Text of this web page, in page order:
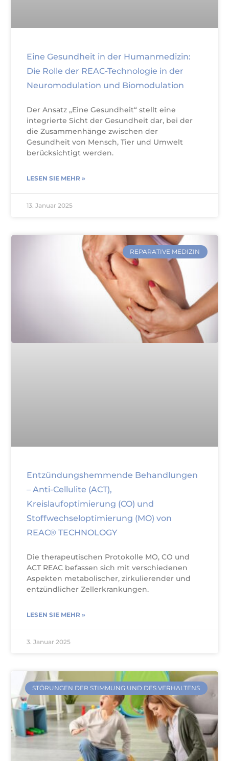
Eine Gesundheit in der Humanmedizin:
Die Rolle der REAC-Technologie in der
Neuromodulation und Biomodulation
Der Ansatz „Eine Gesundheit“ stellt eine
integrierte Sicht der Gesundheit dar, bei der
die Zusammenhänge zwischen der
Gesundheit von Mensch, Tier und Umwelt
berücksichtigt werden.
LESEN SIE MEHR »
13. Januar 2025
REPARATIVE MEDIZIN
Entzündungshemmende Behandlungen
– Anti-Cellulite (ACT),
Kreislaufoptimierung (CO) und
Stoffwechseloptimierung (MO) von
REAC® TECHNOLOGY
Die therapeutischen Protokolle MO, CO und
ACT REAC befassen sich mit verschiedenen
Aspekten metabolischer, zirkulierender und
entzündlicher Zellerkrankungen.
LESEN SIE MEHR »
3. Januar 2025
STÖRUNGEN DER STIMMUNG UND DES VERHALTENS